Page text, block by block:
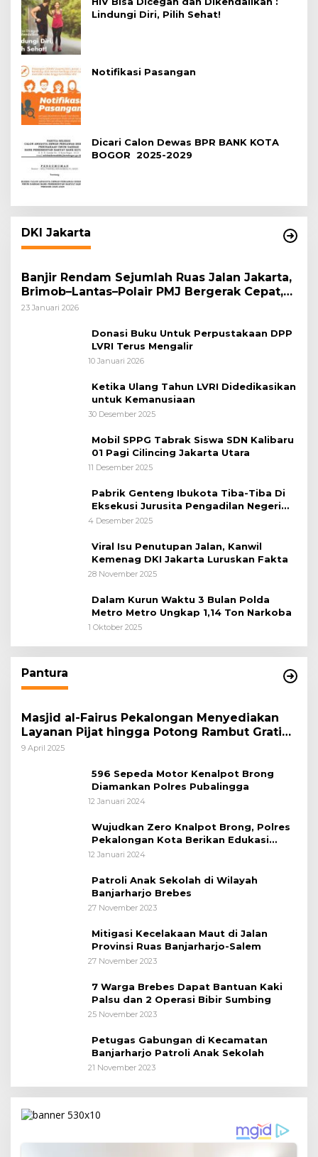
Lindungi Diri, Pilih Sehat!
Notifikasi Pasangan
Dicari Calon Dewas BPR BANK KOTA
BOGOR 2025-2029
DKI Jakarta
Banjir Rendam Sejumlah Ruas Jalan Jakarta,
Brimob–Lantas–Polair PMJ Bergerak Cepat,
Polri Siagakan 128.247 Personel Secara
23 Januari 2026
Donasi Buku Untuk Perpustakaan DPP
LVRI Terus Mengalir
10 Januari 2026
Ketika Ulang Tahun LVRI Didedikasikan
untuk Kemanusiaan
30 Desember 2025
Mobil SPPG Tabrak Siswa SDN Kalibaru
01 Pagi Cilincing Jakarta Utara
11 Desember 2025
Pabrik Genteng Ibukota Tiba-Tiba Di
Eksekusi Jurusita Pengadilan Negeri
Tangerang, Diduga Cacat Hukum Sejak
4 Desember 2025
Viral Isu Penutupan Jalan, Kanwil
Kemenag DKI Jakarta Luruskan Fakta
28 November 2025
Dalam Kurun Waktu 3 Bulan Polda
Metro Metro Ungkap 1,14 Ton Narkoba
1 Oktober 2025
Pantura
Masjid al-Fairus Pekalongan Menyediakan
Layanan Pijat hingga Potong Rambut Gratis
bagi Pemudik Lebaran 2025
9 April 2025
596 Sepeda Motor Kenalpot Brong
Diamankan Polres Pubalingga
12 Januari 2024
Wujudkan Zero Knalpot Brong, Polres
Pekalongan Kota Berikan Edukasi
Kepada Pelajar
12 Januari 2024
Patroli Anak Sekolah di Wilayah
Banjarharjo Brebes
27 November 2023
Mitigasi Kecelakaan Maut di Jalan
Provinsi Ruas Banjarharjo-Salem
27 November 2023
7 Warga Brebes Dapat Bantuan Kaki
Palsu dan 2 Operasi Bibir Sumbing
25 November 2023
Petugas Gabungan di Kecamatan
Banjarharjo Patroli Anak Sekolah
21 November 2023